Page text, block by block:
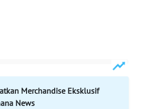
Merchandise Eksklusif
News